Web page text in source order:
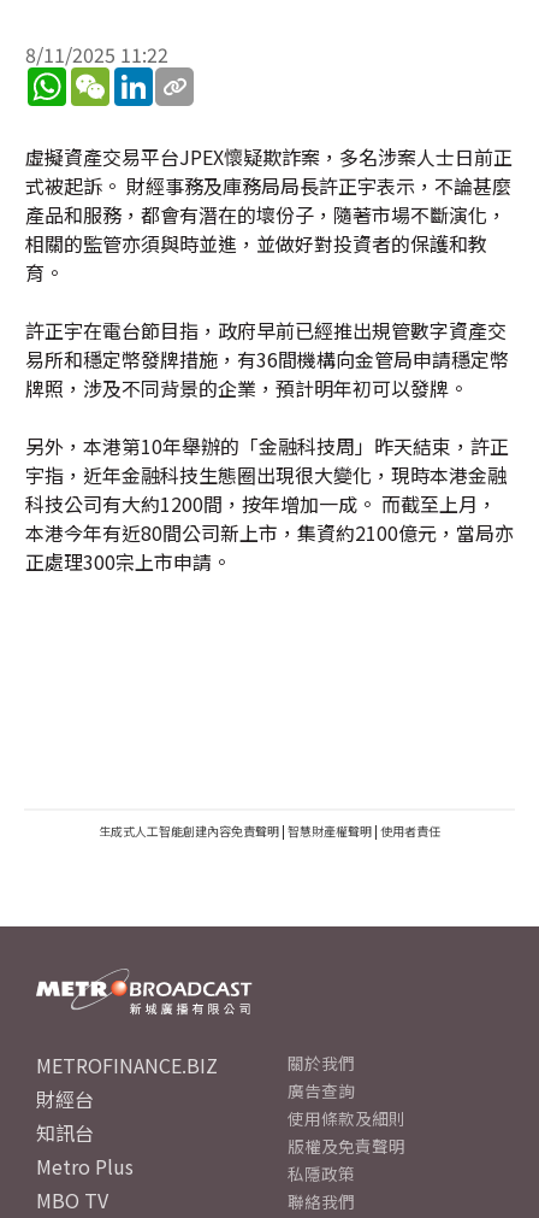
8/11/2025 11:22
WhatsApp
WeChatLinkedIn
虛擬資產交易平台JPEX懷疑欺詐案，多名涉案人士日前正
式被起訴。 財經事務及庫務局局長許正宇表示，不論甚麼
產品和服務，都會有潛在的壞份子，隨著市場不斷演化，
相關的監管亦須與時並進，並做好對投資者的保護和教
育。
許正宇在電台節目指，政府早前已經推出規管數字資產交
易所和穩定幣發牌措施，有36間機構向金管局申請穩定幣
牌照，涉及不同背景的企業，預計明年初可以發牌。
另外，本港第10年舉辦的「金融科技周」昨天結束，許正
宇指，近年金融科技生態圈出現很大變化，現時本港金融
科技公司有大約1200間，按年增加一成。 而截至上月，
本港今年有近80間公司新上市，集資約2100億元，當局亦
正處理300宗上市申請。
生成式人工智能創建內容免責聲明 | 智慧財產權聲明 | 使用者責任
METROFINANCE.BIZ
財經台
知訊台
Metro Plus
MBO TV
關於我們
廣告查詢
使用條款及細則
版權及免責聲明
私隱政策
聯絡我們